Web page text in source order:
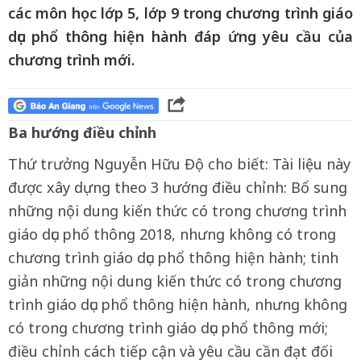
các môn học lớp 5, lớp 9 trong chương trình giáo
dục phổ thông hiện hành đáp ứng yêu cầu của
chương trình mới.
Ba hướng điều chỉnh
Thứ trưởng Nguyễn Hữu Độ cho biết: Tài liệu này
được xây dựng theo 3 hướng điều chỉnh: Bổ sung
những nội dung kiến thức có trong chương trình
giáo dục phổ thông 2018, nhưng không có trong
chương trình giáo dục phổ thông hiện hành; tinh
giản những nội dung kiến thức có trong chương
trình giáo dục phổ thông hiện hành, nhưng không
có trong chương trình giáo dục phổ thông mới;
điều chỉnh cách tiếp cận và yêu cầu cần đạt đối